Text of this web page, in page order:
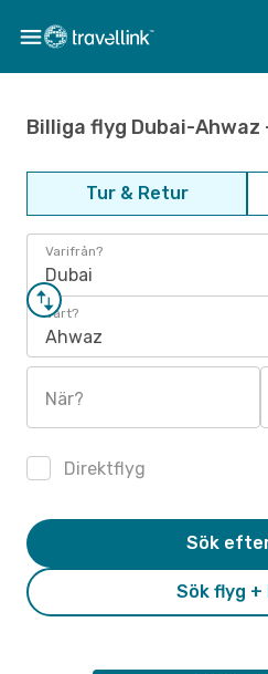
Billiga flyg Dubai-Ahwaz
Tur & Retur
Varifrån?
Dubai
Vart?
Ahwaz
När?
Direktflyg
Sök flyg
Sök